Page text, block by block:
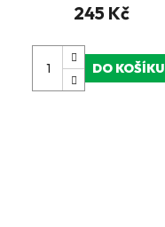
245 Kč
DO KOŠÍKU